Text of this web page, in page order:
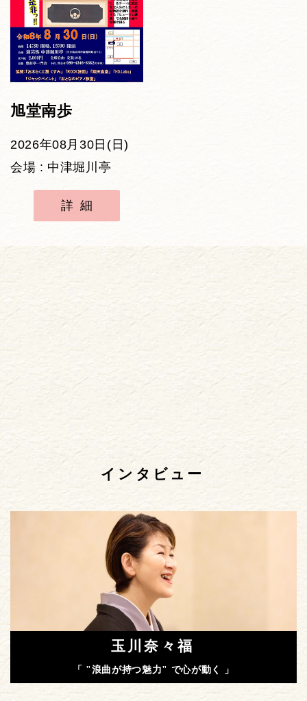
旭堂南歩
2026年08月30日(日)
会場 : 中津堀川亭
詳細
インタビュー
玉川奈々福
「 "浪曲が持つ魅力" で心が動く 」